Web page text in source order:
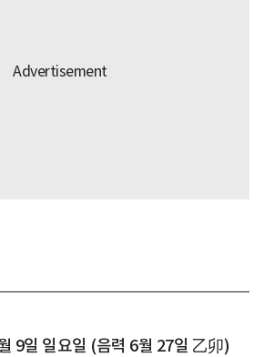
9일 일요일 (음력 6월 27일 乙卯)